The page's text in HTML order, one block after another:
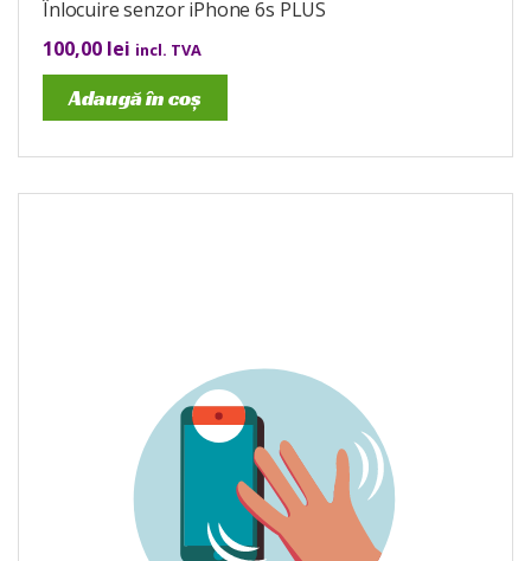
Înlocuire senzor iPhone 6s PLUS
100,00 lei incl. TVA
Adaugă în coș